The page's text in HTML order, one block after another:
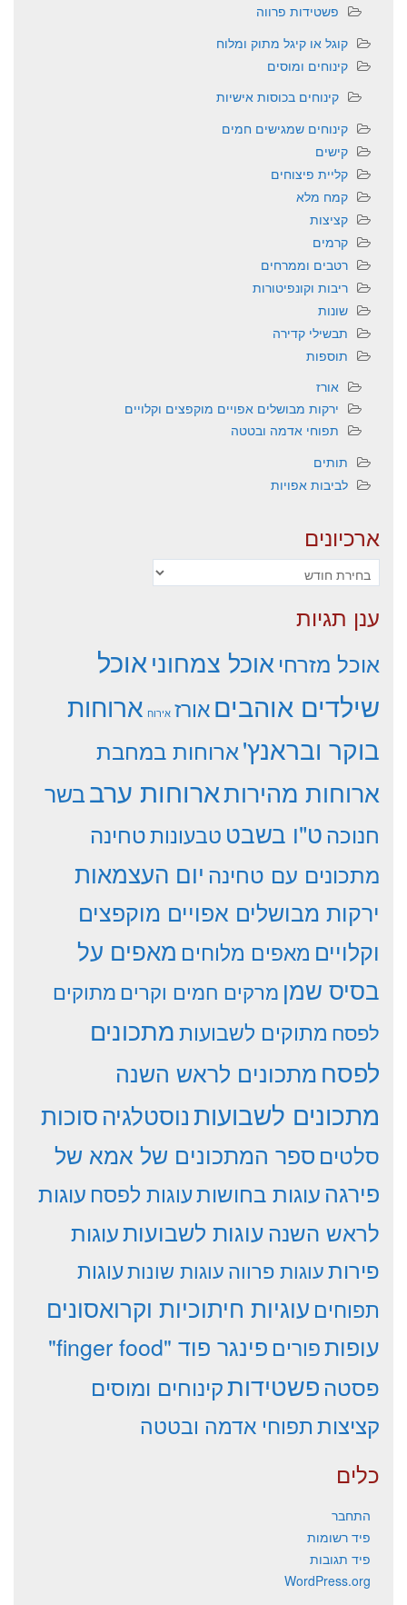
פשטידות פרווה
קוגל או קיגל מתוק ומלוח
קינוחים ומוסים
קינוחים בכוסות אישיות
קינוחים שמגישים חמים
קישים
קליית פיצוחים
קמח מלא
קציצות
קרמים
רטבים וממרחים
ריבות וקונפיטורות
שונות
תבשילי קדירה
תוספות
אורז
ירקות מבושלים אפויים מוקפצים וקלויים
תפוחי אדמה ובטטה
תותים
לביבות אפויות
ארכיונים
ענן תגיות
אוכל מזרחיאוכל צמחוניאוכל
שילדים אוהביםאורז אירוח ארוחות
בוקר ובראנץ'ארוחות במחבת
ארוחות מהירותארוחות ערבבשר
חנוכהט"ו בשבט טבעונותטחינה
מתכונים עם טחינה יום העצמאות
ירקות מבושלים אפויים מוקפצים
וקלויים מאפים מלוחים מאפים על
בסיס שמן מרקים חמים וקריםמתוקים
לפסח מתוקים לשבועותמתכונים
לפסח מתכונים לראש השנה
מתכונים לשבועותנוסטלגיהסוכות
סלטים ספר המתכונים של אמא של
פירגהעוגות בחושותעוגות לפסח עוגות
לראש השנהעוגות לשבועותעוגות
פירותעוגות פרווהעוגות שונותעוגות
תפוחים עוגיות חיתוכיות וקרואסונים
עופותפורים פינגר פוד "finger food"
פסטהפשטידותקינוחים ומוסים
קציצותתפוחי אדמה ובטטה
כלים
התחבר
פיד רשומות
פיד תגובות
WordPress.org